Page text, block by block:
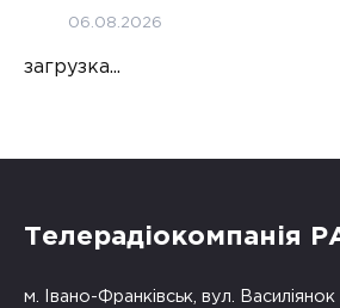
06.08.2026
загрузка...
Телерадіокомпанія
м. Івано-Франківськ, вул. Василіянок